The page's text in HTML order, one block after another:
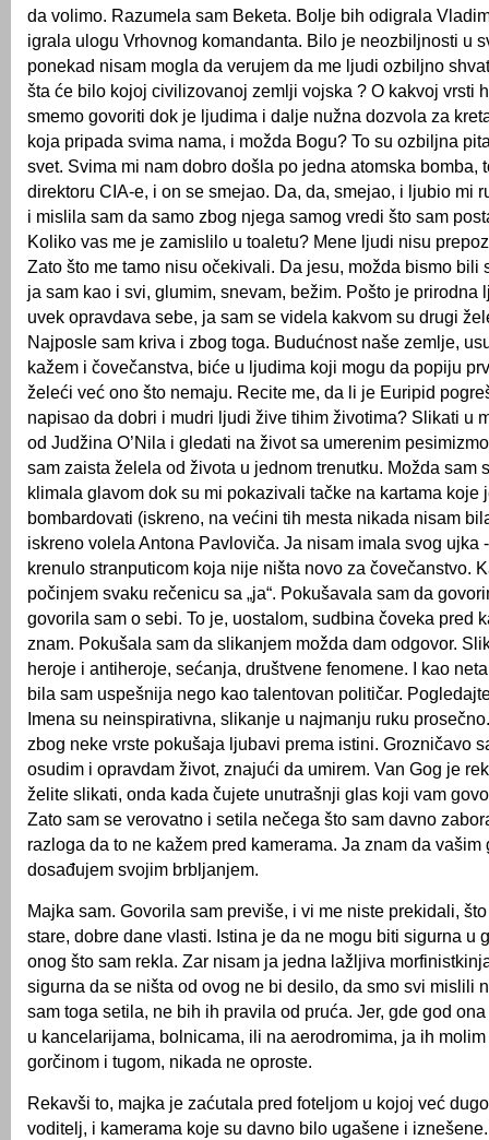
da volimo. Razumela sam Beketa. Bolje bih odigrala
igrala ulogu Vrhovnog komandanta. Bilo je neozbiljnosti u
ponekad nisam mogla da verujem da me ljudi ozbiljno
šta će bilo kojoj civilizovanoj zemlji vojska ? O kakvoj vrsti
smemo govoriti dok je ljudima i dalje nužna dozvola za
koja pripada svima nama, i možda Bogu? To su ozbiljna
svet. Svima mi nam dobro došla po jedna atomska bomba,
direktoru CIA-e, i on se smejao. Da, da, smejao, i ljubio mi
i mislila sam da samo zbog njega samog vredi što sam
Koliko vas me je zamislilo u toaletu? Mene ljudi nisu
Zato što me tamo nisu očekivali. Da jesu, možda bismo bili
ja sam kao i svi, glumim, snevam, bežim. Pošto je prirodna
uvek opravdava sebe, ja sam se videla kakvom su drugi
Najposle sam kriva i zbog toga. Budućnost naše zemlje,
kažem i čovečanstva, biće u ljudima koji mogu da popiju
želeći već ono što nemaju. Recite me, da li je Euripid
napisao da dobri i mudri ljudi žive tihim životima? Slikati u
od Judžina O’Nila i gledati na život sa umerenim
sam zaista želela od života u jednom trenutku. Možda sam
klimala glavom dok su mi pokazivali tačke na kartama koje
bombardovati (iskreno, na većini tih mesta nikada nisam
iskreno volela Antona Pavloviča. Ja nisam imala svog ujka
krenulo stranputicom koja nije ništa novo za čovečanstvo.
počinjem svaku rečenicu sa „ja“. Pokušavala sam da
govorila sam o sebi. To je, uostalom, sudbina čoveka pred
znam. Pokušala sam da slikanjem možda dam odgovor.
heroje i antiheroje, sećanja, društvene fenomene. I kao
bila sam uspešnija nego kao talentovan političar.
Imena su neinspirativna, slikanje u najmanju ruku
zbog neke vrste pokušaja ljubavi prema istini. Grozničavo
osudim i opravdam život, znajući da umirem. Van Gog je
želite slikati, onda kada čujete unutrašnji glas koji vam
Zato sam se verovatno i setila nečega što sam davno
razloga da to ne kažem pred kamerama. Ja znam da vašim
dosađujem svojim brbljanjem.
Majka sam. Govorila sam previše, i vi me niste prekidali,
stare, dobre dane vlasti. Istina je da ne mogu biti sigurna u
onog što sam rekla. Zar nisam ja jedna lažljiva
sigurna da se ništa od ovog ne bi desilo, da smo svi mislili
sam toga setila, ne bih ih pravila od pruća. Jer, gde god
u kancelarijama, bolnicama, ili na aerodromima, ja ih
gorčinom i tugom, nikada ne oproste.
Rekavši to, majka je zaćutala pred foteljom u kojoj već
voditelj, i kamerama koje su davno bilo ugašene i